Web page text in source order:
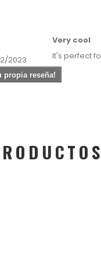
2023
Very cool
It's perfect
propia reseña!